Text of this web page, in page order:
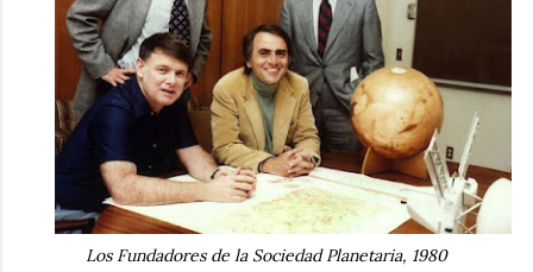
Los Fundadores de la Sociedad Planetaria, 1980